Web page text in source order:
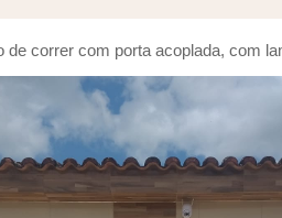
de correr com porta acoplada, com